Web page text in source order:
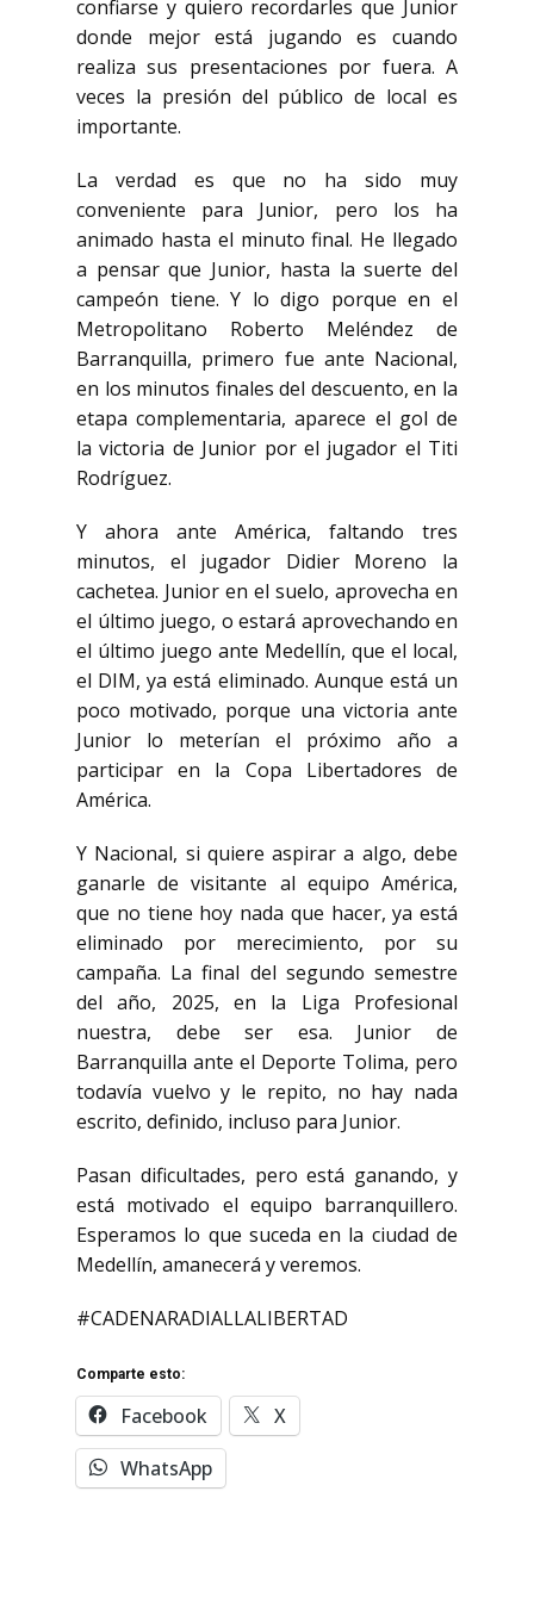
confiarse y quiero recordarles que Junior
donde mejor está jugando es cuando
realiza sus presentaciones por fuera. A
veces la presión del público de local es
importante.
La verdad es que no ha sido muy
conveniente para Junior, pero los ha
animado hasta el minuto final. He llegado
a pensar que Junior, hasta la suerte del
campeón tiene. Y lo digo porque en el
Metropolitano Roberto Meléndez de
Barranquilla, primero fue ante Nacional,
en los minutos finales del descuento, en la
etapa complementaria, aparece el gol de
la victoria de Junior por el jugador el Titi
Rodríguez.
Y ahora
ante América, faltando tres
minutos, el jugador Didier Moreno la
cachetea. Junior en el suelo, aprovecha en
el último juego, o estará aprovechando en
el último juego ante Medellín, que el local,
el DIM, ya está eliminado. Aunque está un
poco motivado, porque una victoria ante
Junior lo
meterían el próximo año a
participar en la Copa Libertadores de
América.
Y Nacional, si quiere aspirar a algo, debe
ganarle de visitante al equipo América,
que no tiene hoy nada que hacer, ya está
eliminado por merecimiento, por su
campaña. La final del segundo semestre
del año, 2025, en la
Liga Profesional
nuestra, debe ser esa. Junior de
Barranquilla ante el Deporte Tolima, pero
todavía vuelvo y le repito, no hay nada
escrito, definido, incluso para Junior.
Pasan dificultades, pero está ganando, y
está motivado el equipo barranquillero.
Esperamos lo que suceda en la ciudad de
Medellín, amanecerá y veremos.
#CADENARADIALLALIBERTAD
Comparte esto:
Facebook
X
WhatsApp